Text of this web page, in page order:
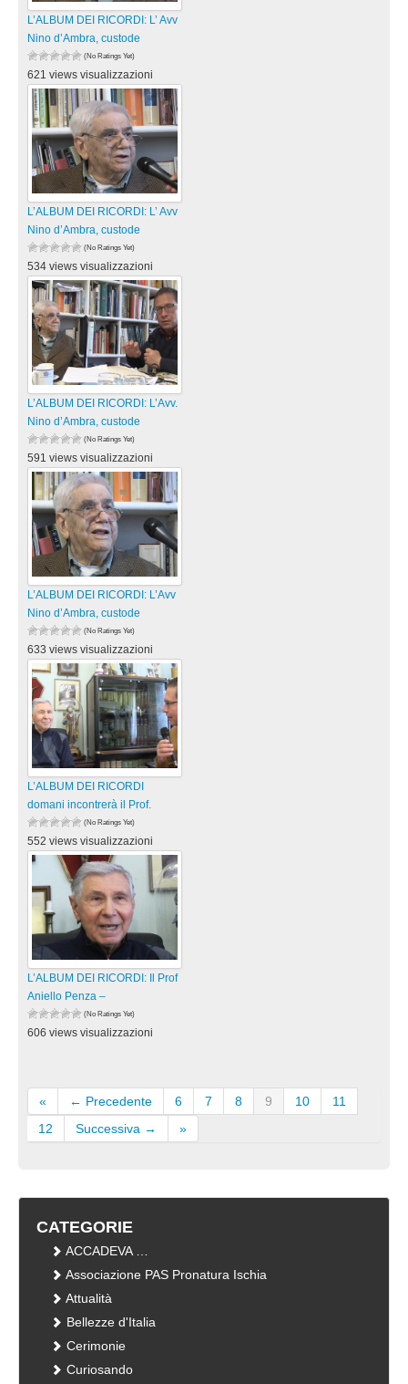
L’ALBUM DEI RICORDI: L’ Avv
Nino d’Ambra, custode
(No Ratings Yet)
621 views visualizzazioni
L’ALBUM DEI RICORDI: L’ Avv
Nino d’Ambra, custode
(No Ratings Yet)
534 views visualizzazioni
L’ALBUM DEI RICORDI: L’Avv.
Nino d’Ambra, custode
(No Ratings Yet)
591 views visualizzazioni
L’ALBUM DEI RICORDI: L’Avv
Nino d’Ambra, custode
(No Ratings Yet)
633 views visualizzazioni
L’ALBUM DEI RICORDI
domani incontrerà il Prof.
(No Ratings Yet)
552 views visualizzazioni
L’ALBUM DEI RICORDI: Il Prof
Aniello Penza –
(No Ratings Yet)
606 views visualizzazioni
« ← Precedente 6 7 8 9 10
11
12
Successiva → »
CATEGORIE
ACCADEVA …
Associazione PAS Pronatura Ischia
Attualità
Bellezze d'Italia
Cerimonie
Curiosando